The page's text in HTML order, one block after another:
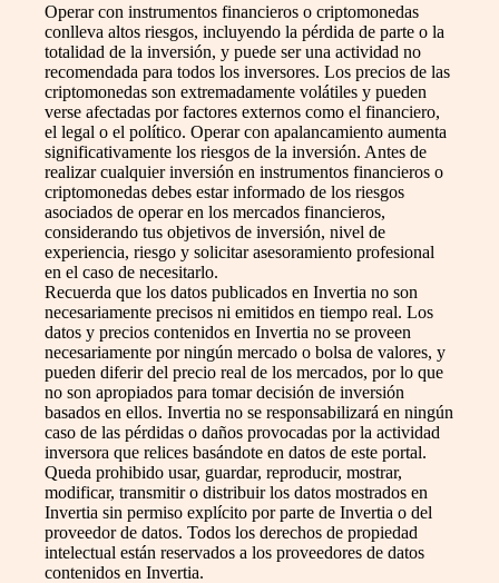
Operar con instrumentos financieros o criptomonedas
conlleva altos riesgos, incluyendo la pérdida de parte o la
totalidad de la inversión, y puede ser una actividad no
recomendada para todos los inversores. Los precios de las
criptomonedas son extremadamente volátiles y pueden
verse afectadas por factores externos como el financiero,
el legal o el político. Operar con apalancamiento aumenta
significativamente los riesgos de la inversión. Antes de
realizar cualquier inversión en instrumentos financieros o
criptomonedas debes estar informado de los riesgos
asociados de operar en los mercados financieros,
considerando tus objetivos de inversión, nivel de
experiencia, riesgo y solicitar asesoramiento profesional
en el caso de necesitarlo.
Recuerda que los datos publicados en Invertia no son
necesariamente precisos ni emitidos en tiempo real. Los
datos y precios contenidos en Invertia no se proveen
necesariamente por ningún mercado o bolsa de valores, y
pueden diferir del precio real de los mercados, por lo que
no son apropiados para tomar decisión de inversión
basados en ellos. Invertia no se responsabilizará en ningún
caso de las pérdidas o daños provocadas por la actividad
inversora que relices basándote en datos de este portal.
Queda prohibido usar, guardar, reproducir, mostrar,
modificar, transmitir o distribuir los datos mostrados en
Invertia sin permiso explícito por parte de Invertia o del
proveedor de datos. Todos los derechos de propiedad
intelectual están reservados a los proveedores de datos
contenidos en Invertia.